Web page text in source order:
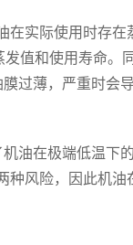
实际使用时存在
值和使用寿命。
过薄，严重时会
在极端低温下
种风险，因此机